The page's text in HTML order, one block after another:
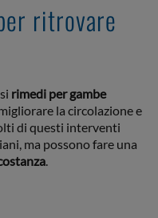
ritrovare
rimedi per gambe
la circolazione e
di questi interventi
ma possono fare una
.